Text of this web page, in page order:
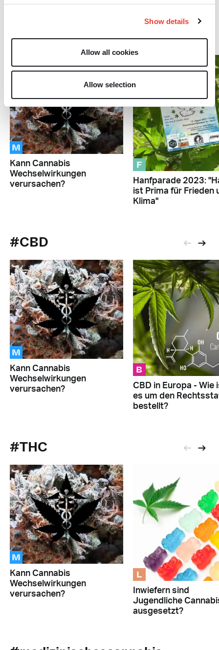
Show details
Allow all cookies
Allow selection
#cannabis
M
Kann Cannabis
Wechselwirkungen
verursachen?
F
Hanfparade 2023:
ist Prima für Frieden
Klima"
#CBD
M
Kann Cannabis
Wechselwirkungen
verursachen?
B
CBD in Europa - Wie
es um den
bestellt?
#THC
M
Kann Cannabis
Wechselwirkungen
verursachen?
L
Inwiefern sind
Jugendliche
ausgesetzt?